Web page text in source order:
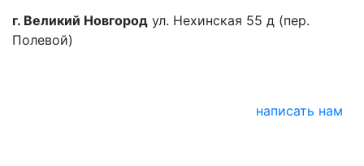
г. Великий Новгород ул. Нехинская 55 д (пер.
Полевой)
написать нам